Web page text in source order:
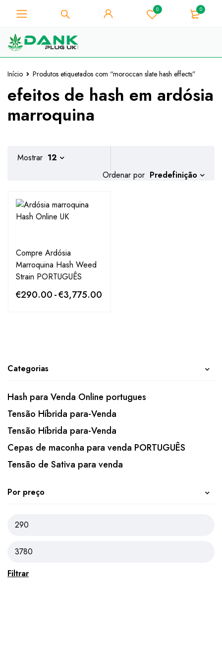
0 0
Início Produtos etiquetados com “moroccan slate hash effects”
efeitos de hash em ardósia
marroquina
Categorias
Hash para Venda Online portugues
Tensão Híbrida para-Venda
Tensão Híbrida para-Venda
Cepas de maconha para venda PORTUGUÊS
Tensão de Sativa para venda
Por preço
Filtrar
Ordenar por Predefinição
Mostrar 12
Compre Ardósia
Marroquina Hash Weed
Strain PORTUGUÊS
€290.00-€3,775.00
Para os amantes de ervas
daninhas - Obtenha o desconto
instantâneo 10% em cada compra
- Código de cupão "WELCOME10"